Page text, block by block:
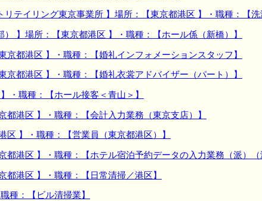
テイリング東京事業所 】場所：【東京都港区 】・職種：【洗
】場所：【東京都港区 】・職種：【ホール係（新橋）】
都港区 】・職種：【婚礼インフォメーションスタッフ】
都港区 】・職種：【婚礼衣裳アドバイザー（パート）】
職種：【ホール接客＜青山＞】
港区 】・職種：【会計入力業務（東京支店）】
】・職種：【営業員（東京都港区）】
港区 】・職種：【ホテル宿泊予約データの入力業務（派）（
港区 】・職種：【日常清掃／港区】
種：【ビル清掃業】